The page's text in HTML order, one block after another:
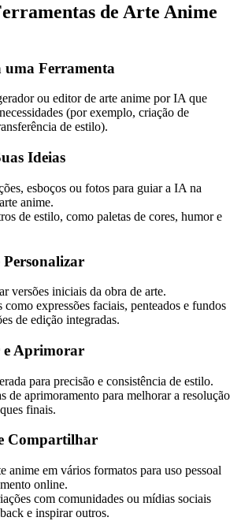
de Arte Anime
uma Ferramenta
ou editor de arte anime por IA que
(por exemplo, criação de
de estilo).
Ideias
esboços ou fotos para guiar a IA na
anime.
de estilo, como paletas de cores, humor e
Personalizar
versões iniciais da obra de arte.
como expressões faciais, penteados e fundos
de edição integradas.
e Aprimorar
para precisão e consistência de estilo.
de aprimoramento para melhorar a resolução
finais.
Compartilhar
anime em vários formatos para uso pessoal
online.
com comunidades ou mídias sociais
e inspirar outros.